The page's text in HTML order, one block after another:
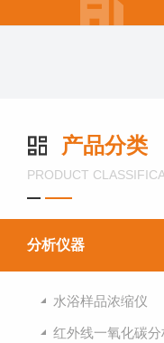
产品分类
PRODUCT
分析仪器
水浴样品浓缩仪
红外线一氧化碳分